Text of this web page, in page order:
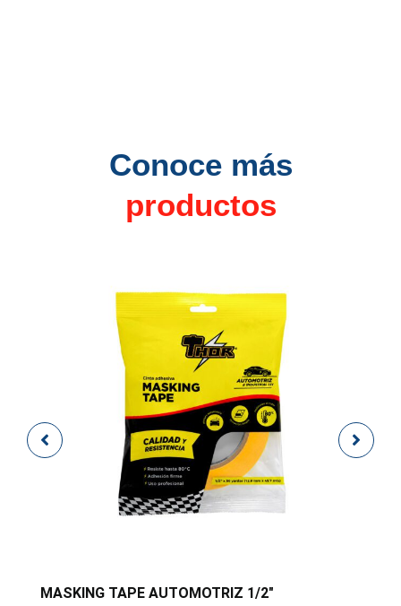
Conoce más
productos
MASKING TAPE AUTOMOTRIZ 1/2″